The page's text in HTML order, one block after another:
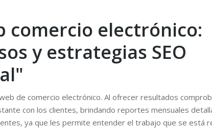
comercio electrónico:
y estrategias SEO
de comercio electrónico. Al ofrecer resultados
con los clientes, brindando reportes mensuales
ya que les permite entender el trabajo que se está